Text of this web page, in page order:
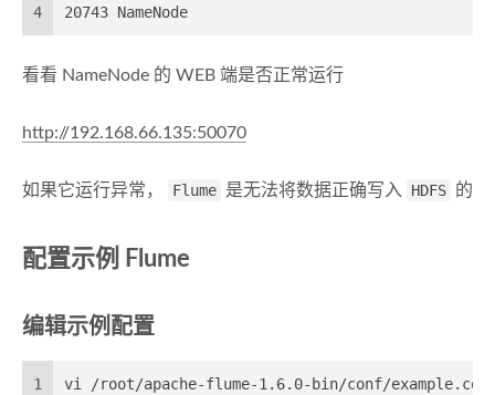
4 20743 NameNode
看看 NameNode 的 WEB 端是否正常运行
http://192.168.66.135:50070
如果它运行异常， Flume 是无法将数据正确写入 HDFS 的
配置示例 Flume
编辑示例配置
1 vi /root/apache-flume-1.6.0-bin/conf/